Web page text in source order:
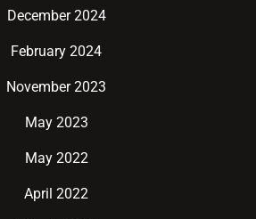
December 2024
February 2024
November 2023
May 2023
May 2022
April 2022